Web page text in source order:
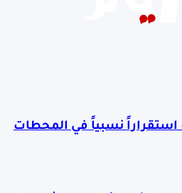
نسبياً في المحطات